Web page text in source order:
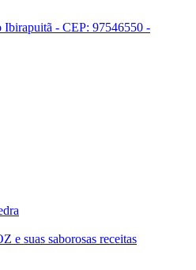
- CEP: 97546550 -
e suas saborosas receitas